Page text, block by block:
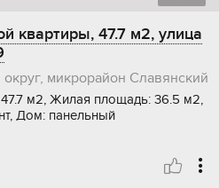
квартиры, 47.7 м2, улица
микрорайон Славянский
м2, Жилая площадь: 36.5 м2,
Дом: панельный